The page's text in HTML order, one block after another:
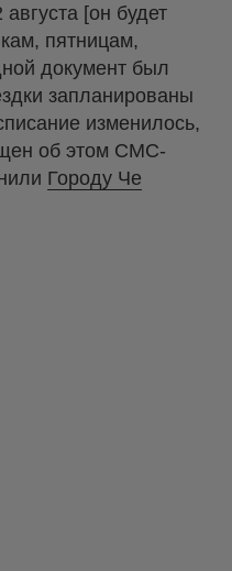
[он будет
пятницам,
документ был
запланированы
изменилось,
об этом СМС-
Городу Че